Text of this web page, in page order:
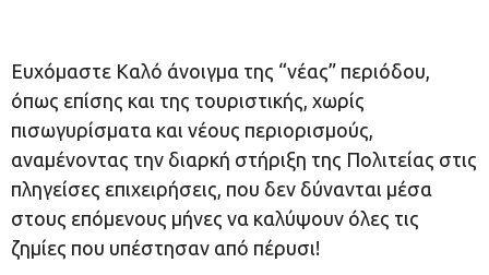
Ευχόμαστε Καλό άνοιγμα της “νέας” περιόδου,
όπως επίσης και της τουριστικής, χωρίς
πισωγυρίσματα και νέους περιορισμούς,
αναμένοντας την διαρκή στήριξη της Πολιτείας στις
πληγείσες επιχειρήσεις, που δεν δύνανται μέσα
στους επόμενους μήνες να καλύψουν όλες τις
ζημίες που υπέστησαν από πέρυσι!